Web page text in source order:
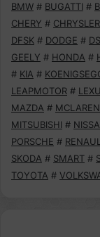
BMW # BUGATTI #
CHERY # CHRYSLER
DFSK # DODGE #
GEELY # HONDA #
# KIA #
LEAPMOTOR #
MAZDA # MCLAREN
MITSUBISHI #
PORSCHE #
SKODA # SMART #
TOYOTA #